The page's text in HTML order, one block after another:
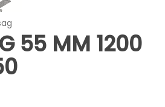
55 MM 1200